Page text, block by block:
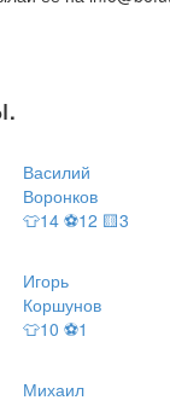
.
Василий
Воронков
👕14 ⚽12 🟨3
Игорь
Коршунов
👕10 ⚽1
Михаил